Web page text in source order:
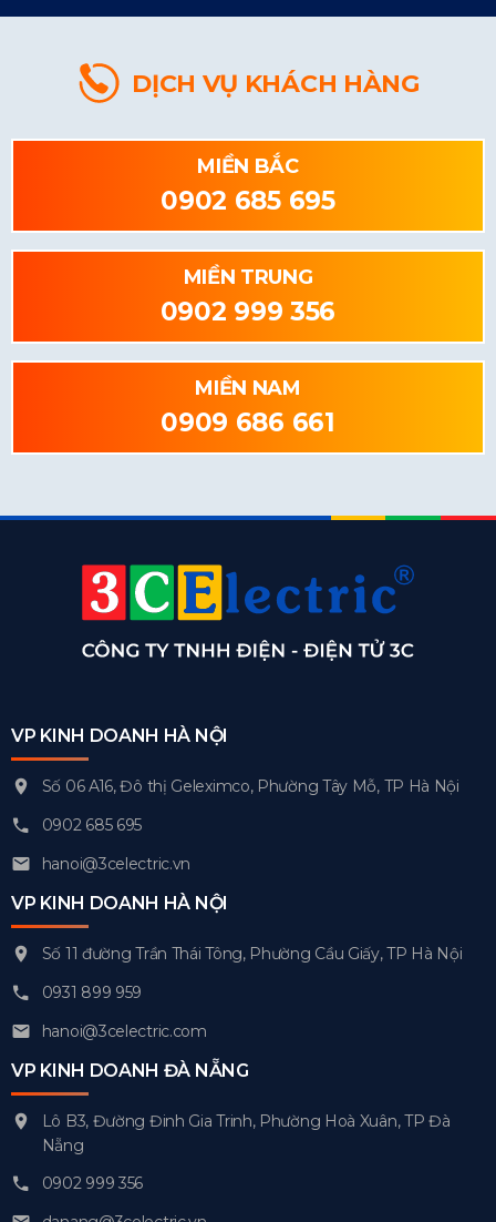
DỊCH VỤ KHÁCH HÀNG
MIỀN BẮC
0902 685 695
MIỀN TRUNG
0902 999 356
MIỀN NAM
0909 686 661
VP KINH DOANH HÀ NỘI
Số 06 A16, Đô thị Geleximco, Phường Tây Mỗ, TP Hà Nội
0902 685 695
hanoi@3celectric.vn
VP KINH DOANH HÀ NỘI
Số 11 đường Trần Thái Tông, Phường Cầu Giấy, TP Hà Nội
0931 899 959
hanoi@3celectric.com
VP KINH DOANH ĐÀ NẴNG
Lô B3, Đường Đinh Gia Trinh, Phường Hoà Xuân, TP Đà
Nẵng
0902 999 356